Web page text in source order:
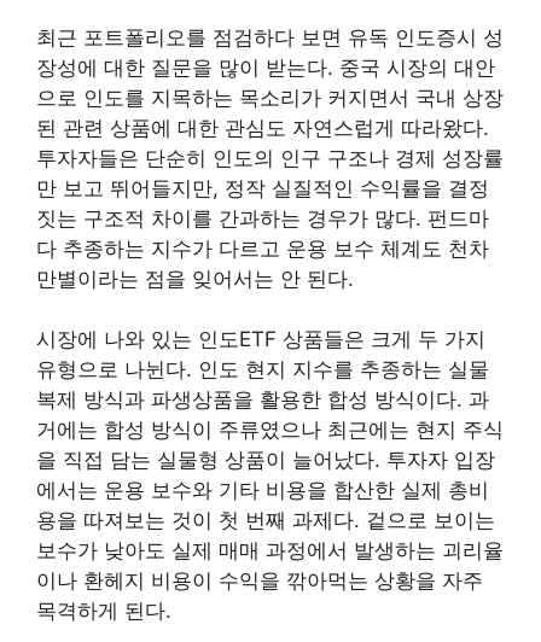
최근 포트폴리오를 점검하다 보면 유독 인도증시 성
장성에 대한 질문을 많이 받는다. 중국 시장의 대안
으로 인도를 지목하는 목소리가 커지면서 국내 상장
된 관련 상품에 대한 관심도 자연스럽게 따라왔다.
투자자들은 단순히 인도의 인구 구조나 경제 성장률
만 보고 뛰어들지만, 정작 실질적인 수익률을 결정
짓는 구조적 차이를 간과하는 경우가 많다. 펀드마
다 추종하는 지수가 다르고 운용 보수 체계도 천차
만별이라는 점을 잊어서는 안 된다.
시장에 나와 있는 인도ETF 상품들은 크게 두 가지
유형으로 나뉜다. 인도 현지 지수를 추종하는 실물
복제 방식과 파생상품을 활용한 합성 방식이다. 과
거에는 합성 방식이 주류였으나 최근에는 현지 주식
을 직접 담는 실물형 상품이 늘어났다. 투자자 입장
에서는 운용 보수와 기타 비용을 합산한 실제 총비
용을 따져보는 것이 첫 번째 과제다. 겉으로 보이는
보수가 낮아도 실제 매매 과정에서 발생하는 괴리율
이나 환헤지 비용이 수익을 깎아먹는 상황을 자주
목격하게 된다.